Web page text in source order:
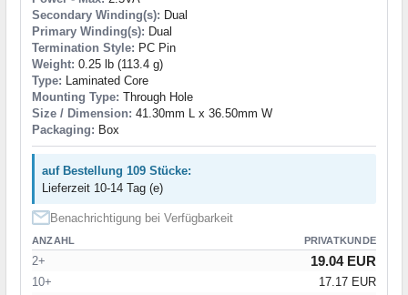
Secondary Winding(s): Dual
Primary Winding(s): Dual
Termination Style: PC Pin
Weight: 0.25 lb (113.4 g)
Type: Laminated Core
Mounting Type: Through Hole
Size / Dimension: 41.30mm L x 36.50mm W
Packaging: Box
auf Bestellung 109 Stücke:
Lieferzeit 10-14 Tag (e)
Benachrichtigung bei Verfügbarkeit
ANZAHL PRIVATKUNDE
2+ 19.04 EUR
10+
17.17 EUR